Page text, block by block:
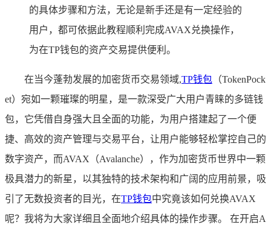
的具体步骤和方法，无论是新手还是有一定经验的
用户，都可依据此教程顺利完成AVAX兑换操作，
为在TP钱包的资产交易提供便利。
在当今蓬勃发展的加密货币交易领域,TP钱包 （TokenPock
et）宛如一颗璀璨的明星，是一款深受广大用户青睐的多链钱
包，它凭借自身强大且全面的功能，为用户搭建起了一个便
捷、高效的资产管理与交易平台，让用户能够轻松掌控自己的
数字资产，而AVAX（Avalanche），作为加密货币世界中一颗
极具潜力的新星，以其独特的技术架构和广阔的应用前景，吸
引了无数投资者的目光，在TP钱包中究竟该如何兑换AVAX
呢？我将为大家详细且全面地介绍具体的操作步骤。 在开启A